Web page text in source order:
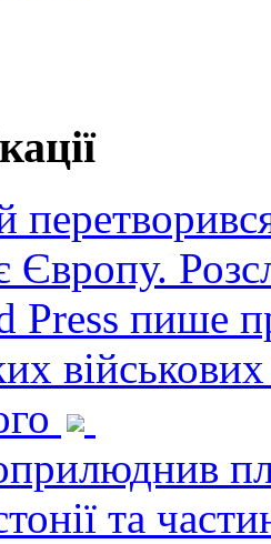
Європу.
Press пише
та